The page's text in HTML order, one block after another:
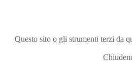
Questo sito o gli strumenti terzi da